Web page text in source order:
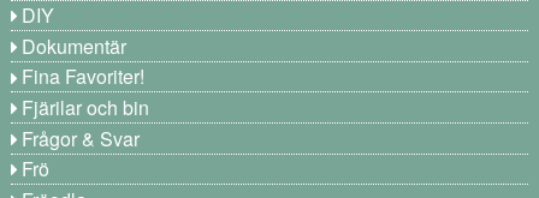
DIY
Dokumentär
Fina Favoriter!
Fjärilar och bin
Frågor & Svar
Frö